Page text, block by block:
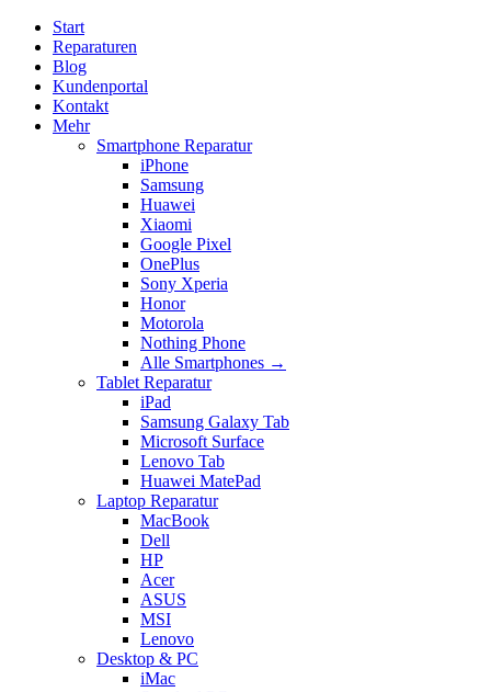
Start
Reparaturen
Blog
Kundenportal
Kontakt
Mehr
Smartphone Reparatur
iPhone
Samsung
Huawei
Xiaomi
Google Pixel
OnePlus
Sony Xperia
Honor
Motorola
Nothing Phone
Alle Smartphones →
Tablet Reparatur
iPad
Samsung Galaxy Tab
Microsoft Surface
Lenovo Tab
Huawei MatePad
Laptop Reparatur
MacBook
Dell
HP
Acer
ASUS
MSI
Lenovo
Desktop & PC
iMac